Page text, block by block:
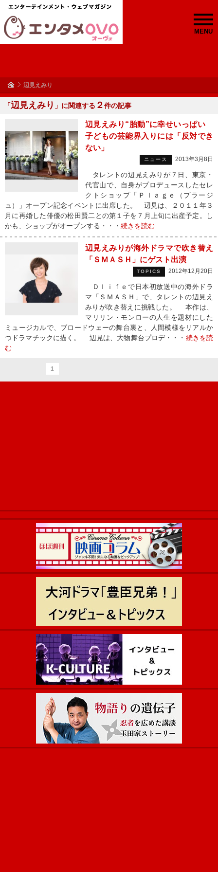
MENU
辺見えみり
「辺見えみり 」に関連する ２件の記事
辺見えみり“胎動”に幸せいっぱい
子どもの芸能界入りには「反対でき
ない」
ニュース 2013年3月8日
タレントの辺見えみりが７日、東京・
代官山で、自身がプロデュースしたセレ
クトショップ「Ｐｌａｇｅ（プラージ
ュ）」オープン記念イベントに出席した。 辺見は、２０１１年３
月に再婚した俳優の松田賢二との第１子を７月上旬に出産予定。し
かも、ショップがオープンする・・・ 続きを読む
辺見えみりが海外ドラマで吹き替え
「ＳＭＡＳＨ」にゲスト出演
TOPICS 2012年12月20日
Ｄｌｉｆｅで日本初放送中の海外ドラ
マ「ＳＭＡＳＨ」で、タレントの辺見え
みりが吹き替えに挑戦した。 本作は、
マリリン・モンローの人生を題材にした
ミュージカルで、ブロードウェーの舞台裏と、人間模様をリアルか
つドラマチックに描く。 辺見は、大物舞台プロデ・・・ 続きを読
む
1